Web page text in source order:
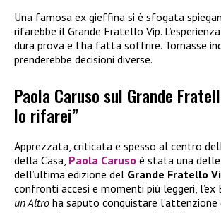
Una famosa ex gieffina si è sfogata
rifarebbe il Grande Fratello Vip.
dura prova e l’ha fatta soffrire. Tornasse
prenderebbe decisioni diverse.
Paola Caruso sul Grande
lo rifarei”
Apprezzata, criticata e spesso al centro
della Casa, Paola Caruso è stata una
dell’ultima edizione del Grande Fratello
confronti accesi e momenti più leggeri, l’ex
un Altro ha saputo conquistare l’attenzione